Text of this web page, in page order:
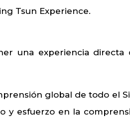
Tsun Experience.
una experiencia directa
global de todo el
y esfuerzo en la